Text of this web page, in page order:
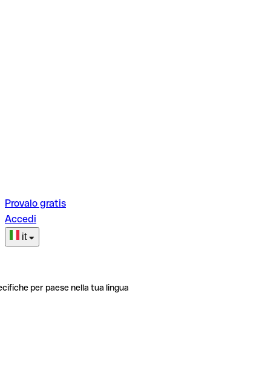
Provalo gratis
Accedi
it
per paese nella tua lingua